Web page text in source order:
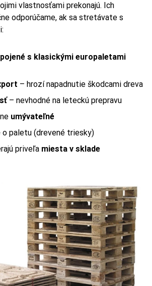
vlastnosťami prekonajú. Ich
odporúčame, ak sa stretávate s
s klasickými europaletami
– hrozí napadnutie škodcami dreva
– nevhodné na leteckú prepravu
umývateľné
o paletu (drevené triesky)
priveľa miesta v sklade